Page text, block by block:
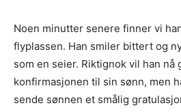
Noen minutter senere finner vi
flyplassen. Han smiler bittert og
som en seier. Riktignok vil han nå
konfirmasjonen til sin sønn, men
sende sønnen et smålig